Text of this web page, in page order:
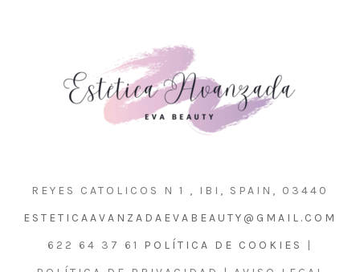
REYES CATOLICOS N 1 , IBI, SPAIN, 03440
ESTETICAAVANZADAEVABEAUTY@GMAIL.COM
622 64 37 61
POLÍTICA DE COOKIES
|